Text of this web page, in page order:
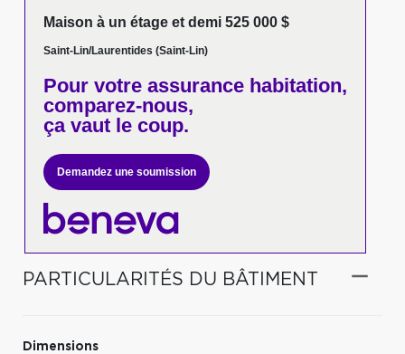
Maison à un étage et demi 525 000 $
Saint-Lin/Laurentides (Saint-Lin)
Pour votreassurance habitation,
comparez-nous,
ça vaut le coup.
Demandez une soumission
PARTICULARITÉS DU BÂTIMENT
Dimensions